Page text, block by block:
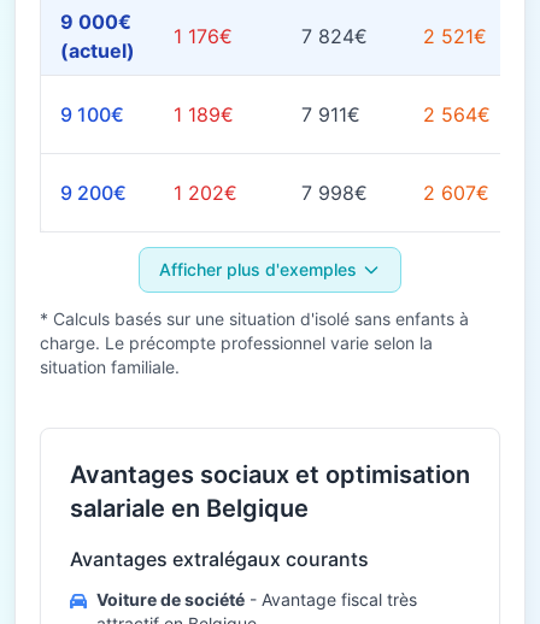
9 000€
(actuel)
1 176€ 7 824€ 2 521€
9 100€ 1 189€ 7 911€ 2 564€
9 200€ 1 202€ 7 998€ 2 607€
Afficher plus d'exemples
* Calculs basés sur une situation d'isolé sans enfants à
charge. Le précompte professionnel varie selon la
situation familiale.
Avantages sociaux et optimisation
salariale en Belgique
Avantages extralégaux courants
Voiture de société - Avantage fiscal très